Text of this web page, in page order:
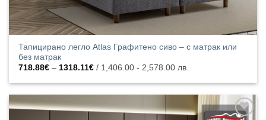
Тапицирано легло Atlas Графитено сиво – с матрак или
без матрак
718.88€ – 1318.11€Price
718.88€
/ 1,406.00 - 2,578.00 лв.